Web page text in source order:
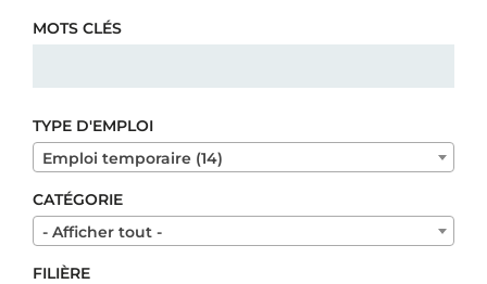
MOTS CLÉS
TYPE D'EMPLOI
Emploi temporaire (14)
CATÉGORIE
- Afficher tout -
FILIÈRE